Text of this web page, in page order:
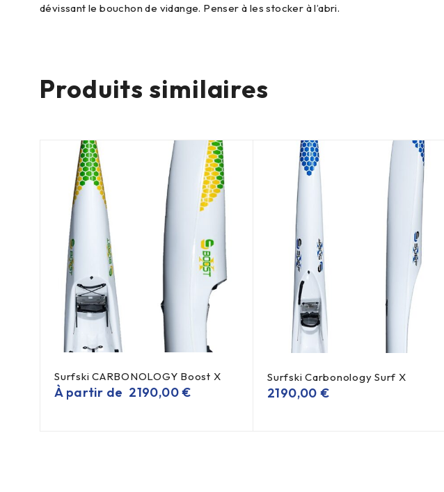
dévissant le bouchon de vidange. Penser à les stocker à l’abri.
Produits similaires
Surfski CARBONOLOGY Boost X
À partir de 2190,00€
Surfski Carbonology Surf X
2190,00€